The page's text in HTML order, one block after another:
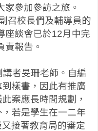
家參加參訪之旅。
召校長們及輔導員的
座談會已於12月中完
責報告。
者旻珊老師。自編
樣書，因此有推廣
案應長時間規劃，
若是學生在一二年
又接著教育局的審定